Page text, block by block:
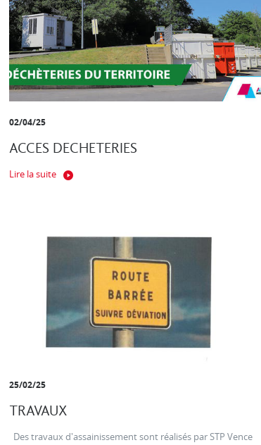
02/04/25
ACCES DECHETERIES
Lire la suite
25/02/25
TRAVAUX
Des travaux d'assainissement sont réalisés par STP Vence